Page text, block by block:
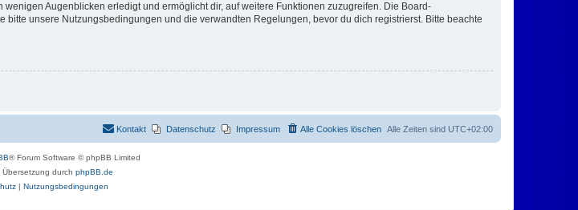
Augenblicken erledigt und ermöglicht dir, auf weitere Funktionen zuzugreifen. Die Board-
unsere Nutzungsbedingungen und die verwandten Regelungen, bevor du dich registrierst. Bitte beachte
Alle Zeiten sind UTC+02:00
Alle Cookies löschen
Impressum
Datenschutz
Kontakt
® Forum Software © phpBB Limited
Übersetzung durch phpBB.de
| Nutzungsbedingungen